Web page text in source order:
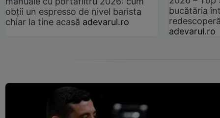
obții un espresso de nivel barista
chiar la tine acasă adevarul.ro
bucătăria
adevarul.ro